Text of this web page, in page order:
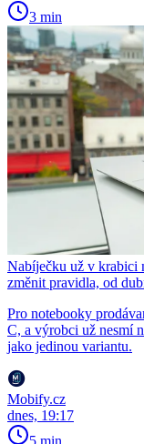
3 min
Nabíječku už v krabici
změnit pravidla, od
Pro notebooky
C, a výrobci už nesmí
jako jedinou variantu.
Mobify.cz
dnes, 19:17
5 min